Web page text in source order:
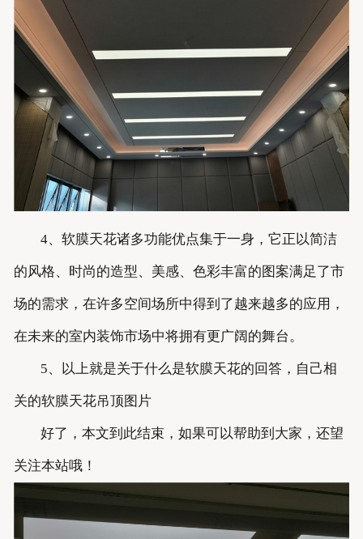
4、软膜天花诸多功能优点集于一身，它正以简洁
的风格、时尚的造型、美感、色彩丰富的图案满足了市
场的需求，在许多空间场所中得到了越来越多的应用，
在未来的室内装饰市场中将拥有更广阔的舞台。
5、以上就是关于什么是软膜天花的回答，自己相
关的软膜天花吊顶图片
好了，本文到此结束，如果可以帮助到大家，还望
关注本站哦！